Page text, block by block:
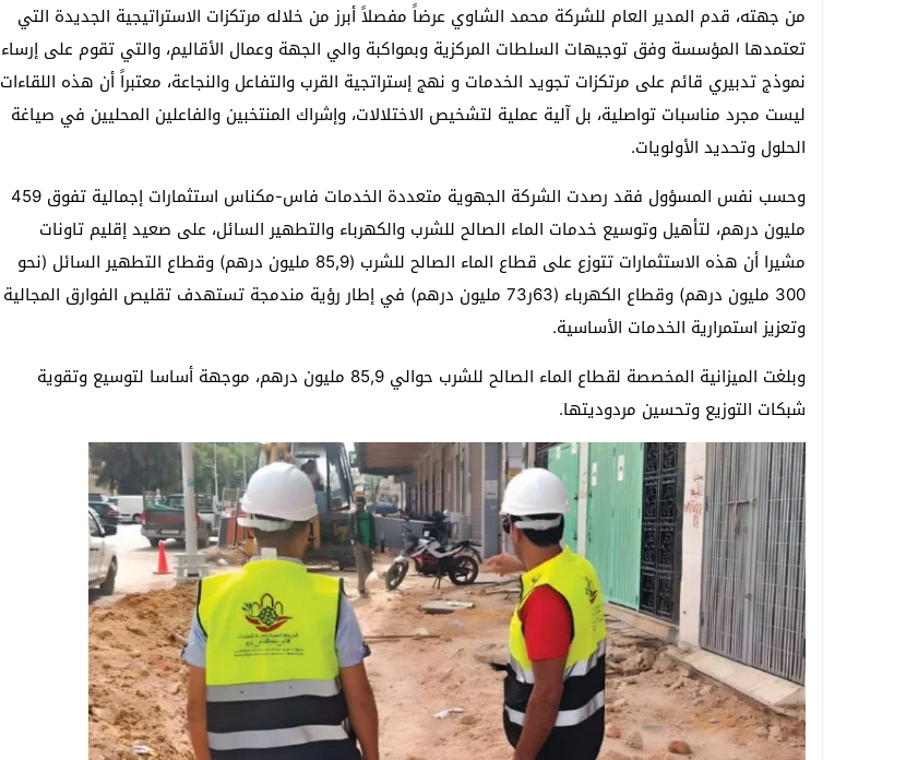
من جهته، قدم المدير العام للشركة محمد الشاوي عرضاً مفصلاً أبرز من خلاله مرتكزات الاستراتيجية الجديدة التي
تعتمدها المؤسسة وفق توجيهات السلطات المركزية وبمواكبة والي الجهة وعمال الأقاليم، والتي تقوم على إرساء
نموذج تدبيري قائم على مرتكزات تجويد الخدمات و نهج إستراتجية القرب والتفاعل والنجاعة، معتبراً أن هذه اللقاءات
ليست مجرد مناسبات تواصلية، بل آلية عملية لتشخيص الاختلالات، وإشراك المنتخبين والفاعلين المحليين في صياغة
الحلول وتحديد الأولويات.
وحسب نفس المسؤول فقد رصدت الشركة الجهوية متعددة الخدمات فاس-مكناس استثمارات إجمالية تفوق 459
مليون درهم، لتأهيل وتوسيع خدمات الماء الصالح للشرب والكهرباء والتطهير السائل، على صعيد إقليم تاونات
مشيرا أن هذه الاستثمارات تتوزع على قطاع الماء الصالح للشرب (85,9 مليون درهم) وقطاع التطهير السائل (نحو
300 مليون درهم) وقطاع الكهرباء (63ر73 مليون درهم) في إطار رؤية مندمجة تستهدف تقليص الفوارق المجالية
وتعزيز استمرارية الخدمات الأساسية.
وبلغت الميزانية المخصصة لقطاع الماء الصالح للشرب حوالي 85,9 مليون درهم، موجهة أساسا لتوسيع وتقوية
شبكات التوزيع وتحسين مردوديتها.